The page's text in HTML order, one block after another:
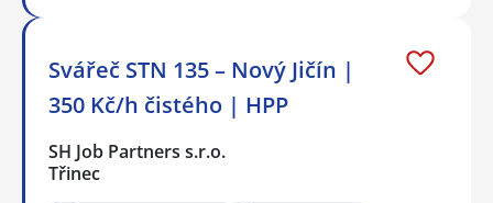
Svářeč STN 135 – Nový Jičín |
350 Kč/h čistého | HPP
SH Job Partners s.r.o.
Třinec